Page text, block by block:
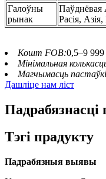
Галоўны
рынак
Расія,
Кошт FOB:0,5–9
Мінімальная
Магчымасць
Дашліце нам ліст
Падрабязнасці
Тэгі прадукту
Падрабязныя выявы